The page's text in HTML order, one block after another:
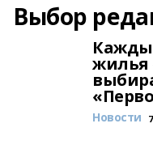
Выбор
жилья
Новости